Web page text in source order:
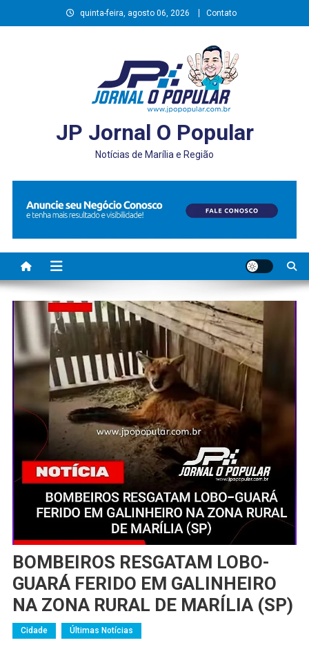
to
quinta-feira, agosto 06, 2026 Contato
JP Jornal O Popular
Notícias de Marília e Região
BOMBEIROS RESGATAM LOBO-
GUARÁ FERIDO EM GALINHEIRO
NA ZONA RURAL DE MARÍLIA (SP)
Cidade Últimas Notícias